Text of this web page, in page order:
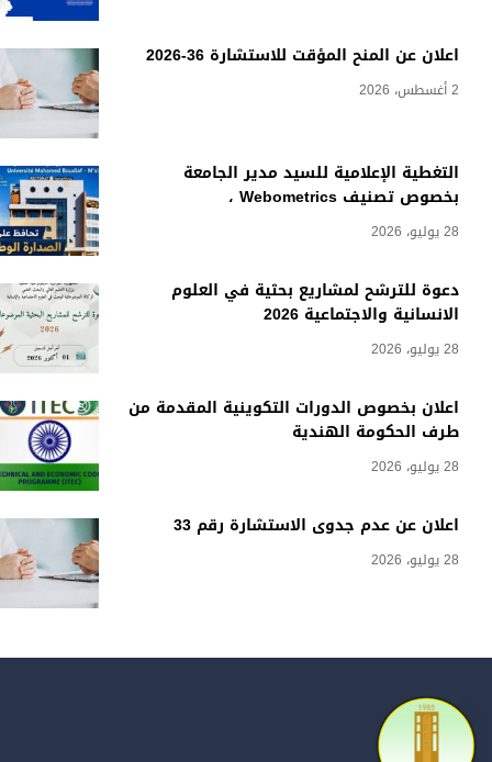
اعلان عن المنح المؤقت للاستشارة 36-2026
2 أغسطس، 2026
التغطية الإعلامية للسيد مدير الجامعة
بخصوص تصنيف Webometrics ،
28 يوليو، 2026
دعوة للترشح لمشاريع بحثية في العلوم
الانسانية والاجتماعية 2026
28 يوليو، 2026
اعلان بخصوص الدورات التكوينية المقدمة من
طرف الحكومة الهندية
28 يوليو، 2026
اعلان عن عدم جدوى الاستشارة رقم 33
28 يوليو، 2026